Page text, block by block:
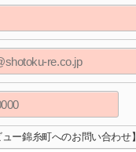
ュー錦糸町へのお問い合わせ】